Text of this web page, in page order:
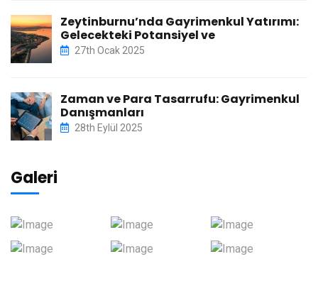
Zeytinburnu’nda Gayrimenkul Yatırımı:
Gelecekteki Potansiyel ve
27th Ocak 2025
Zaman ve Para Tasarrufu: Gayrimenkul
Danışmanları
28th Eylül 2025
Galeri